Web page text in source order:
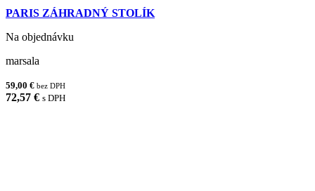
PARIS ZÁHRADNÝ STOLÍK
Na objednávku
marsala
59,00 € bez DPH
72,57 € s DPH